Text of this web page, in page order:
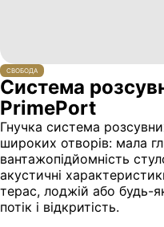
СВОБОДА
Система
PrimePort
Гнучка система
широких отворів: мала
вантажопідйомність
акустичні
терас, лоджій або будь-
потік і відкритість.